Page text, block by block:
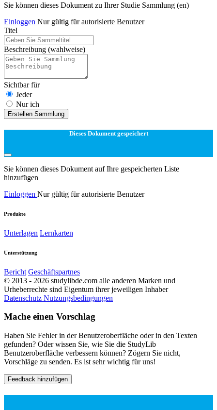
Sie können dieses Dokument zu Ihrer Studie Sammlung (en)
Einloggen Nur gültig für autorisierte Benutzer
Titel
Beschreibung (wahlweise)
Sichtbar für
Jeder
Nur ich
Erstellen Sammlung
Dieses Dokument gespeichert
Sie können dieses Dokument auf Ihre gespeicherten Liste
hinzufügen
Einloggen Nur gültig für autorisierte Benutzer
Produkte
Unterlagen Lernkarten
Unterstützung
Bericht Geschäftspartnes
© 2013 - 2026 studylibde.com alle anderen Marken und
Urheberrechte sind Eigentum ihrer jeweiligen Inhaber
Datenschutz Nutzungsbedingungen
Mache einen Vorschlag
Haben Sie Fehler in der Benutzeroberfläche oder in den Texten
gefunden? Oder wissen Sie, wie Sie die StudyLib
Benutzeroberfläche verbessern können? Zögern Sie nicht,
Vorschläge zu senden. Es ist sehr wichtig für uns!
Feedback hinzufügen